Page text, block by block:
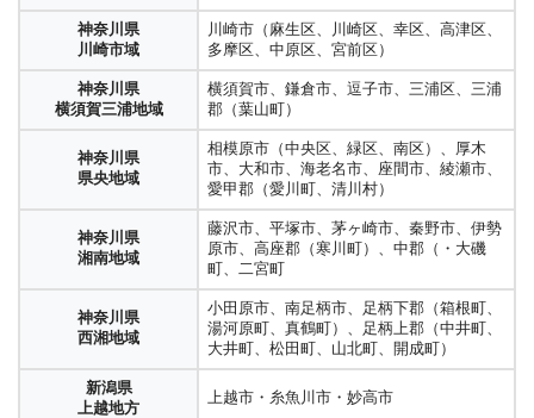
神奈川県
川崎市域
川崎市（麻生区、川崎区、幸区、高津区、
多摩区、中原区、宮前区）
神奈川県
横須賀三浦地域
横須賀市、鎌倉市、逗子市、三浦区、三浦
郡（葉山町）
神奈川県
県央地域
相模原市（中央区、緑区、南区）、厚木
市、大和市、海老名市、座間市、綾瀬市、
愛甲郡（愛川町、清川村）
神奈川県
湘南地域
藤沢市、平塚市、茅ヶ崎市、秦野市、伊勢
原市、高座郡（寒川町）、中郡（・大磯
町、二宮町
神奈川県
西湘地域
小田原市、南足柄市、足柄下郡（箱根町、
湯河原町、真鶴町）、足柄上郡（中井町、
大井町、松田町、山北町、開成町）
新潟県
上越地方
上越市・糸魚川市・妙高市